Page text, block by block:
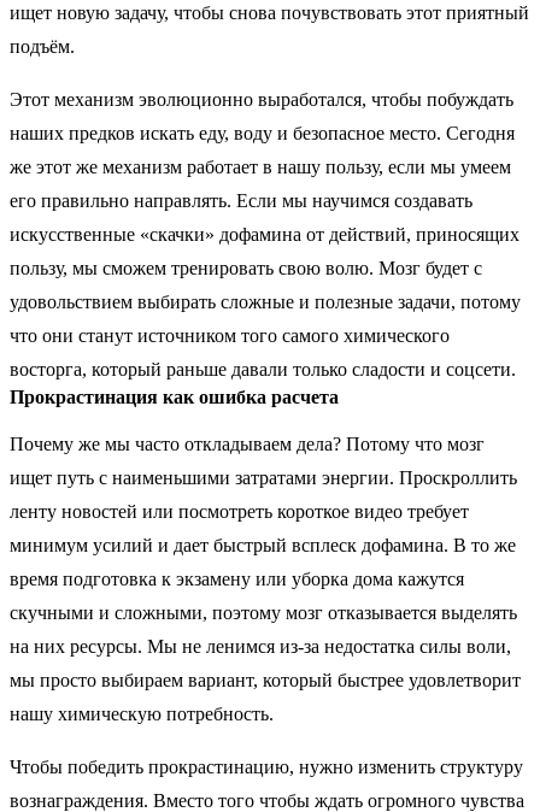
ищет новую задачу, чтобы снова почувствовать этот приятный
подъём.
Этот механизм эволюционно выработался, чтобы побуждать
наших предков искать еду, воду и безопасное место. Сегодня
же этот же механизм работает в нашу пользу, если мы умеем
его правильно направлять. Если мы научимся создавать
искусственные «скачки» дофамина от действий, приносящих
пользу, мы сможем тренировать свою волю. Мозг будет с
удовольствием выбирать сложные и полезные задачи, потому
что они станут источником того самого химического
восторга, который раньше давали только сладости и соцсети.
Прокрастинация как ошибка расчета
Почему же мы часто откладываем дела? Потому что мозг
ищет путь с наименьшими затратами энергии. Проскроллить
ленту новостей или посмотреть короткое видео требует
минимум усилий и дает быстрый всплеск дофамина. В то же
время подготовка к экзамену или уборка дома кажутся
скучными и сложными, поэтому мозг отказывается выделять
на них ресурсы. Мы не ленимся из-за недостатка силы воли,
мы просто выбираем вариант, который быстрее удовлетворит
нашу химическую потребность.
Чтобы победить прокрастинацию, нужно изменить структуру
вознаграждения. Вместо того чтобы ждать огромного чувства